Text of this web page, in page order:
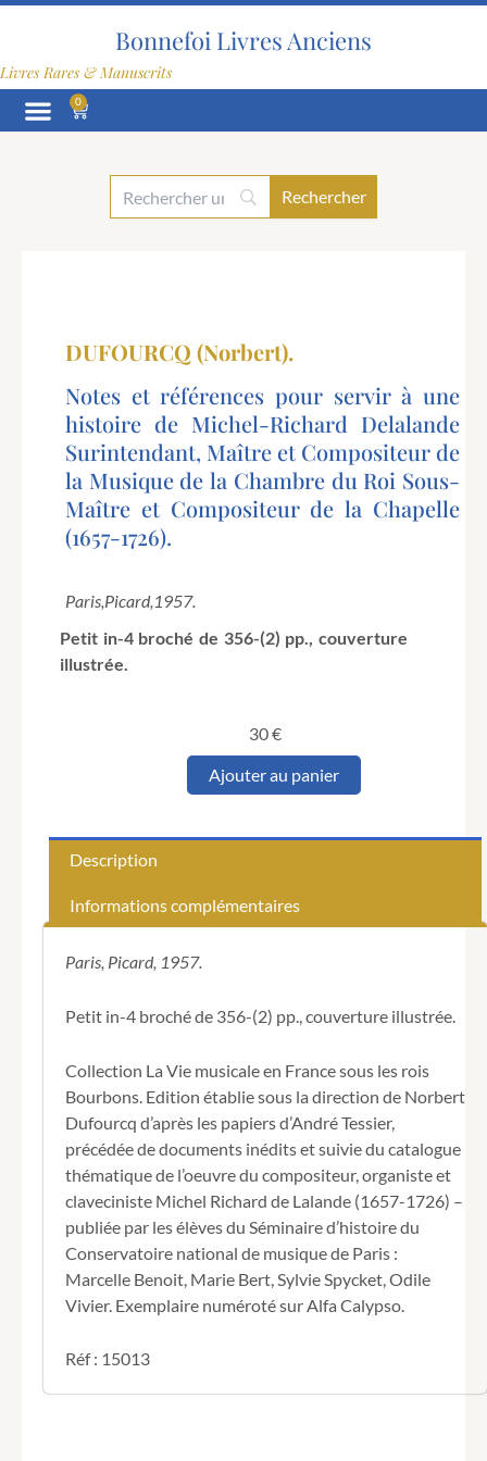
Aller
Bonnefoi Livres Anciens
Livres Rares & Manuscrits
0
Panier
DUFOURCQ (Norbert).
Notes et références pour servir à une
histoire de Michel-Richard Delalande
Surintendant, Maître et Compositeur de
la Musique de la Chambre du Roi Sous-
Maître et Compositeur de la Chapelle
(1657-1726).
Paris,Picard,1957.
Petit in-4 broché de 356-(2) pp., couverture
illustrée.
30€
quantité
références
pour
à
de
Richard
Delalande
Surintendant,
Maître
et
Compositeur
de
la
Musique
de
la
Chambre
Maître
Ajouter au panier
Description
Informations complémentaires
Paris, Picard, 1957.
Petit in-4 broché de 356-(2) pp., couverture illustrée.
Collection La Vie musicale en France sous les rois
Bourbons. Edition établie sous la direction de Norbert
Dufourcq d’après les papiers d’André Tessier,
précédée de documents inédits et suivie du catalogue
thématique de l’oeuvre du compositeur, organiste et
claveciniste Michel Richard de Lalande (1657-1726) –
publiée par les élèves du Séminaire d’histoire du
Conservatoire national de musique de Paris :
Marcelle Benoit, Marie Bert, Sylvie Spycket, Odile
Vivier. Exemplaire numéroté sur Alfa Calypso.
Réf : 15013